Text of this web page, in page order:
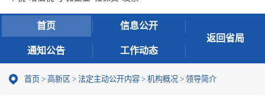
首页 信息公开
通知公告 工作动态
返回省局
首页 > 高新区 > 法定主动公开内容 > 机构概况 > 领导简介